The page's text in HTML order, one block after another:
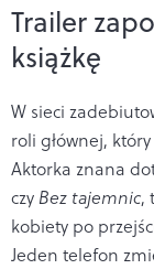
Trailer
książkę
W sieci
roli głównej,
Aktorka znana
czyBez tajemnic,
kobiety po
Jeden telefon